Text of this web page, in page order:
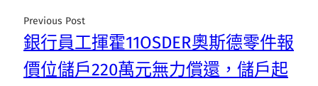
Previous Post
銀行員工揮霍11OSDER奧斯德零件報
價位儲戶220萬元無力償還，儲戶起